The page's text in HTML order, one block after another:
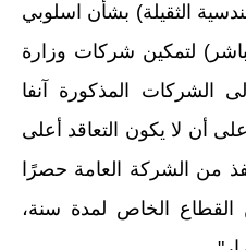
الثقيلة) بشأن اسلوبي
لتمكين شركات وزارة
الشركات المذكورة آنفا
أن لا يكون التعاقد أعلى
من الشركة العامة حصرًا
القطاع الخاص لمدة سنة،